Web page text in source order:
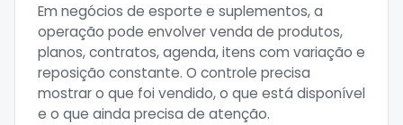
Em negócios de esporte e suplementos, a
operação pode envolver venda de produtos,
planos, contratos, agenda, itens com variação e
reposição constante. O controle precisa
mostrar o que foi vendido, o que está disponível
e o que ainda precisa de atenção.